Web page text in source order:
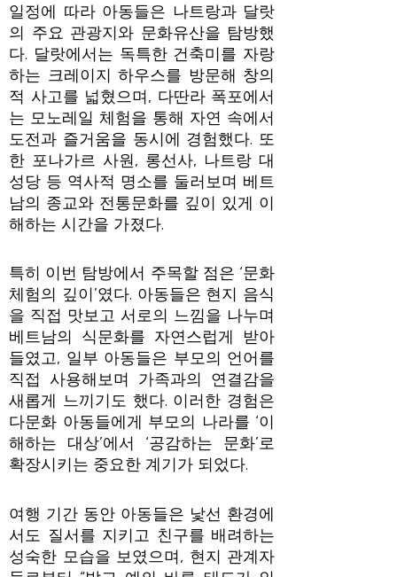
일정에 따라 아동들은 나트랑과 달랏
의 주요 관광지와 문화유산을 탐방했
다. 달랏에서는 독특한 건축미를 자랑
하는 크레이지 하우스를 방문해 창의
적 사고를 넓혔으며, 다딴라 폭포에서
는 모노레일 체험을 통해 자연 속에서
도전과 즐거움을 동시에 경험했다. 또
한 포나가르 사원, 롱선사, 나트랑 대
성당 등 역사적 명소를 둘러보며 베트
남의 종교와 전통문화를 깊이 있게 이
해하는 시간을 가졌다.
특히 이번 탐방에서 주목할 점은 ‘문화
체험의 깊이’였다. 아동들은 현지 음식
을 직접 맛보고 서로의 느낌을 나누며
베트남의 식문화를 자연스럽게 받아
들였고, 일부 아동들은 부모의 언어를
직접 사용해보며 가족과의 연결감을
새롭게 느끼기도 했다. 이러한 경험은
다문화 아동들에게 부모의 나라를 ‘이
해하는 대상’에서 ‘공감하는 문화’로
확장시키는 중요한 계기가 되었다.
여행 기간 동안 아동들은 낯선 환경에
서도 질서를 지키고 친구를 배려하는
성숙한 모습을 보였으며, 현지 관계자